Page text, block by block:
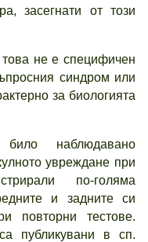
засегнати от този
това не е специфичен
синдром или
за биологията
наблюдавано
увреждане при
по-голяма
и задните си
повторни тестове.
публикувани в сп.